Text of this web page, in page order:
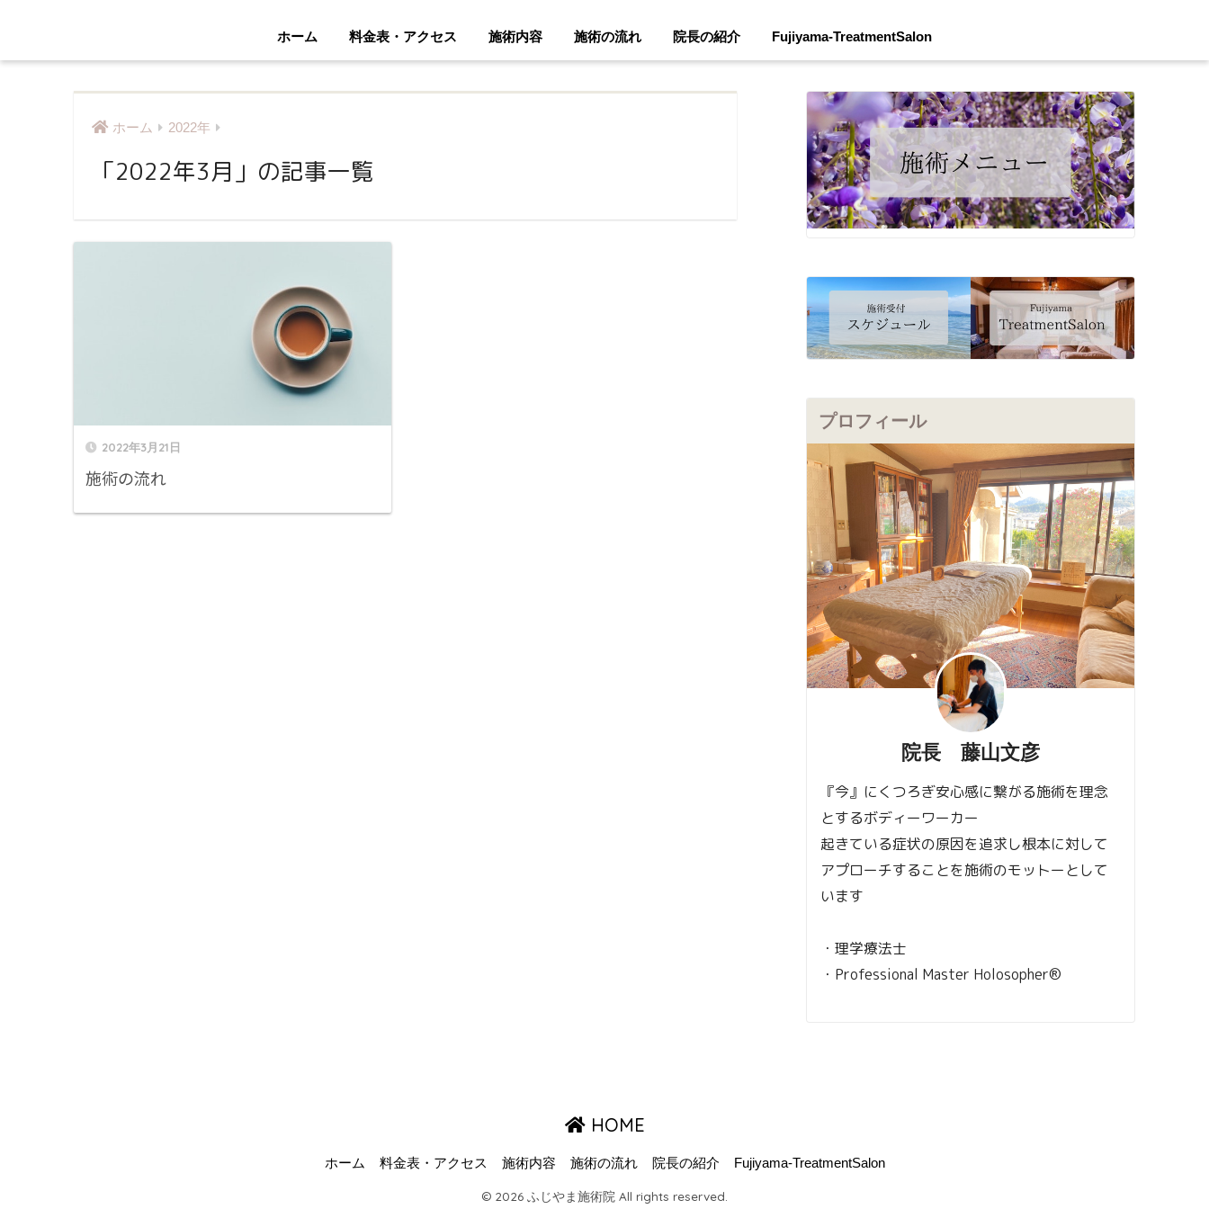
ホーム 料金表・アクセス 施術内容 施術の流れ 院長の紹介 Fujiyama-TreatmentSalon
ホーム 2022年
「2022年3月」の記事一覧
2022年3月21日
施術の流れ
プロフィール
院長 藤山文彦
『今』にくつろぎ安心感に繋がる施術を理念
とするボディーワーカー
起きている症状の原因を追求し根本に対して
アプローチすることを施術のモットーとして
います
・理学療法士
・Professional Master Holosopher®︎
HOME
ホーム 料金表・アクセス 施術内容 施術の流れ 院長の紹介 Fujiyama-TreatmentSalon
© 2026 ふじやま施術院 All rights reserved.